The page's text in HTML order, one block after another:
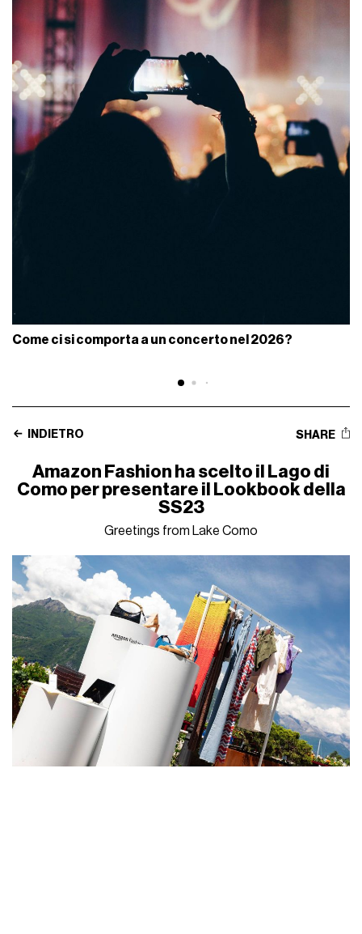
Come ci si comporta a un concerto nel 2026?
INDIETRO SHARE
Amazon Fashion ha scelto il Lago di
Como per presentare il Lookbook della
SS23
Greetings from Lake Como